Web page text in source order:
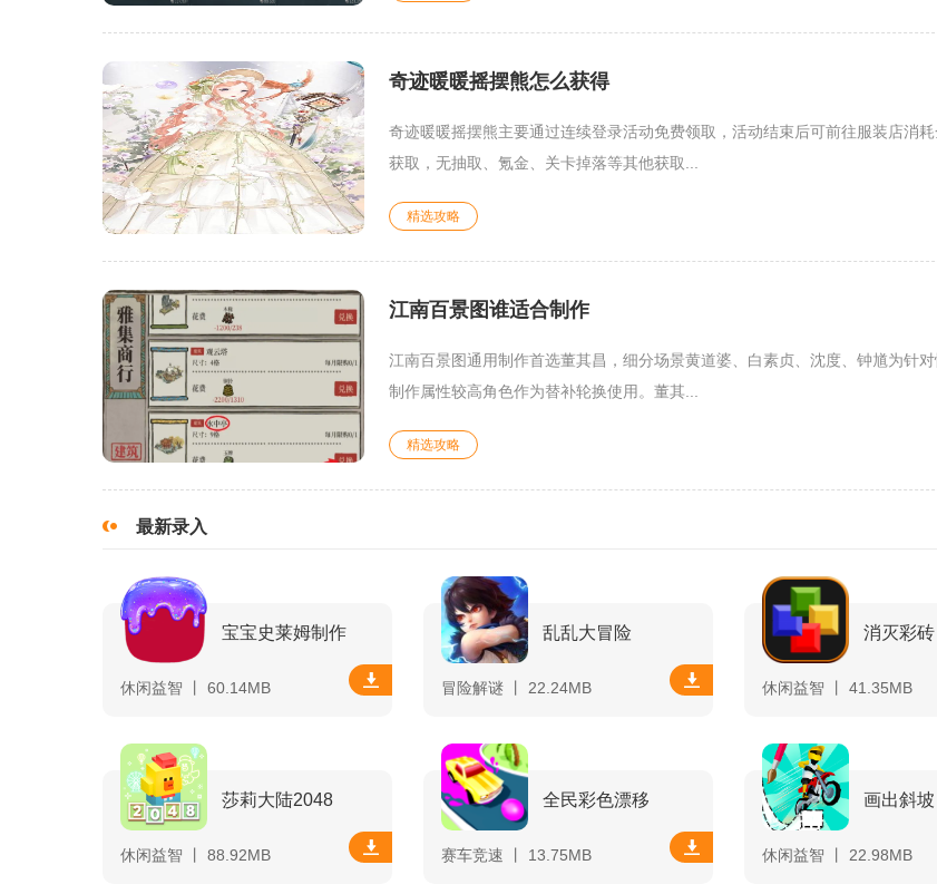
奇迹暖暖摇摆熊怎么获得
奇迹暖暖摇摆熊主要通过连续登录活动免费领取，活动结束后可前往服装店消
获取，无抽取、氪金、关卡掉落等其他获取...
精选攻略
江南百景图谁适合制作
江南百景图通用制作首选董其昌，细分场景黄道婆、白素贞、沈度、钟馗为针
制作属性较高角色作为替补轮换使用。董其...
精选攻略
最新录入
宝宝史莱姆制作
休闲益智 丨 60.14MB
乱乱大冒险
冒险解谜 丨 22.24MB
消灭彩砖
休闲益智 丨 41.35MB
莎莉大陆2048
休闲益智 丨 88.92MB
全民彩色漂移
赛车竞速 丨 13.75MB
画出斜坡
休闲益智 丨 22.98MB